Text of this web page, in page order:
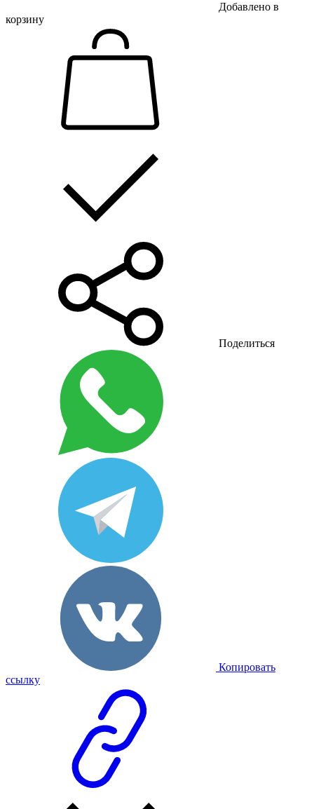
Добавлено в
корзину
Поделиться
Копировать
ссылку